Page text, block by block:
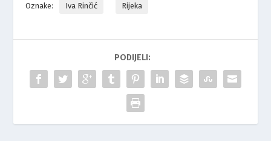
Oznake: Iva Rinčić Rijeka
PODIJELI: